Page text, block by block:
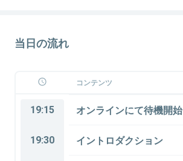
当日の流れ
コンテンツ
19:15 オンラインにて待機開始
19:30 イントロダクション